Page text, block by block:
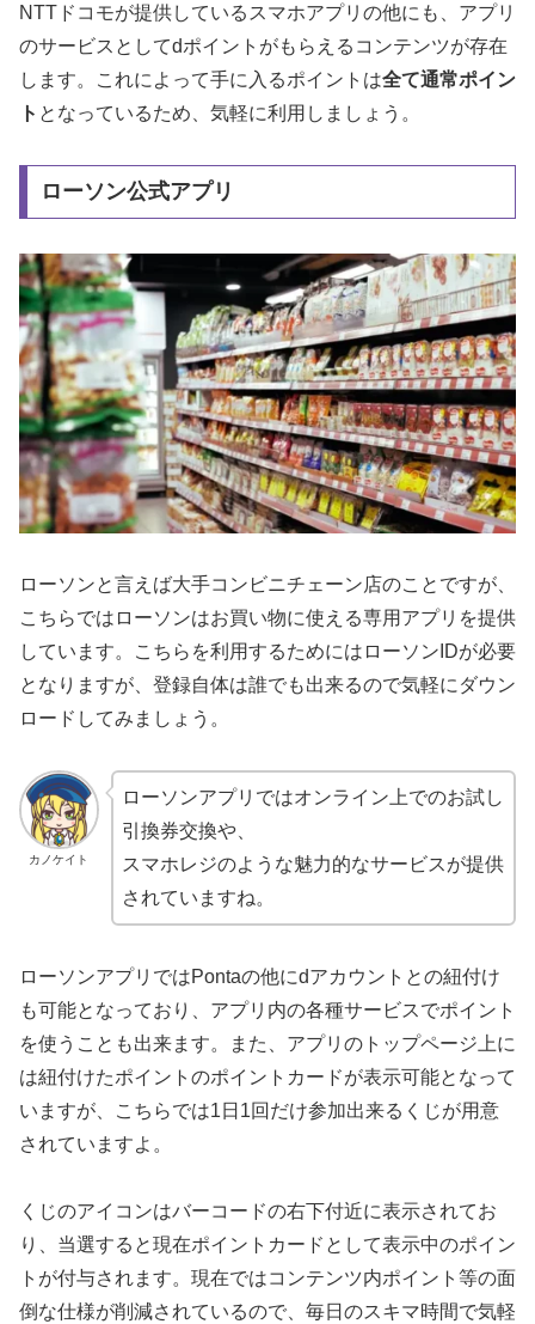
NTTドコモが提供しているスマホアプリの他にも、アプリ
のサービスとしてdポイントがもらえるコンテンツが存在
します。これによって手に入るポイントは全て通常ポイン
ト となっているため、気軽に利用しましょう。
ローソン公式アプリ
ローソンと言えば大手コンビニチェーン店のことですが、
こちらではローソンはお買い物に使える専用アプリを提供
しています。こちらを利用するためにはローソンIDが必要
となりますが、登録自体は誰でも出来るので気軽にダウン
ロードしてみましょう。
カノケイト
ローソンアプリではオンライン上でのお試し
引換券交換や、
スマホレジのような魅力的なサービスが提供
されていますね。
ローソンアプリではPontaの他にdアカウントとの紐付け
も可能となっており、アプリ内の各種サービスでポイント
を使うことも出来ます。また、アプリのトップページ上に
は紐付けたポイントのポイントカードが表示可能となって
いますが、こちらでは1日1回だけ参加出来るくじが用意
されていますよ。
くじのアイコンはバーコードの右下付近に表示されてお
り、当選すると現在ポイントカードとして表示中のポイン
トが付与されます。現在ではコンテンツ内ポイント等の面
倒な仕様が削減されているので、毎日のスキマ時間で気軽